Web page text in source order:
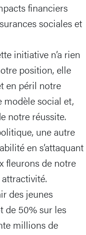
financiers
sociales et
initiative n’a rien
position, elle
en péril notre
modèle social et,
notre réussite.
une autre
en s’attaquant
fleurons de notre
des jeunes
de 50% sur les
millions de